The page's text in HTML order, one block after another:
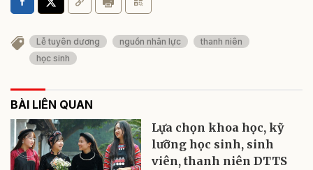
Lễ tuyên dương nguồn nhân lực
thanh niên
học sinh
BÀI LIÊN QUAN
Lựa chọn khoa học, kỹ
lưỡng học sinh, sinh
viên, thanh niên DTTS